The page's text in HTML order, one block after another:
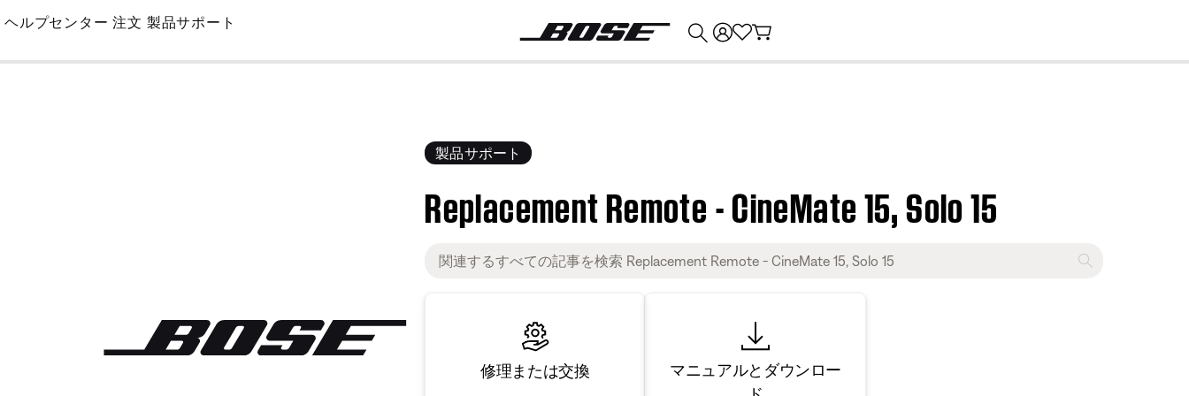
Skip
Main
ヘルプセンター 注文 製品サポート
製品サポート
Replacement Remote - CineMate 15, Solo 15
修理または交換
マニュアルとダウンロー